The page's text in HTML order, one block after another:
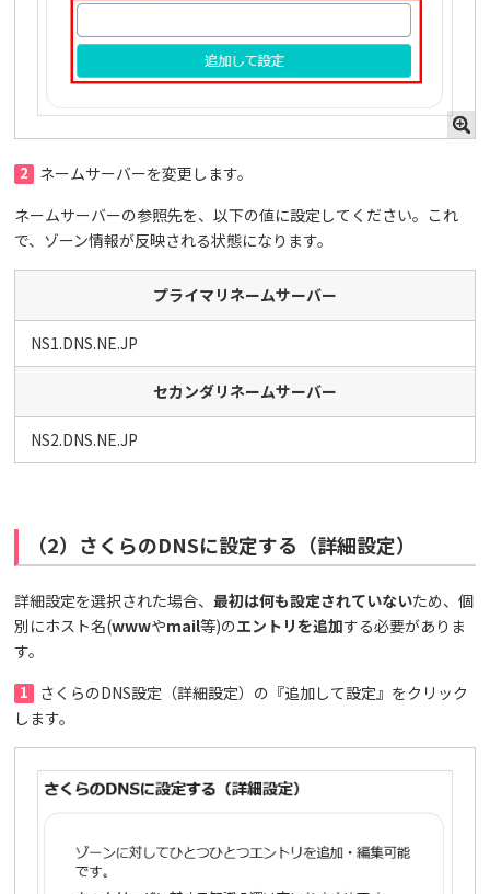
2
ネームサーバーを変更します。
ネームサーバーの参照先を、以下の値に設定してください。これ
で、ゾーン情報が反映される状態になります。
プライマリネームサーバー
NS1.DNS.NE.JP
セカンダリネームサーバー
NS2.DNS.NE.JP
（2）さくらのDNSに設定する（詳細設定）
詳細設定を選択された場合、最初は何も設定されていないため、個
別にホスト名(wwwやmail等)のエントリを追加する必要がありま
す。
1
さくらのDNS設定（詳細設定）の『追加して設定』をクリック
します。